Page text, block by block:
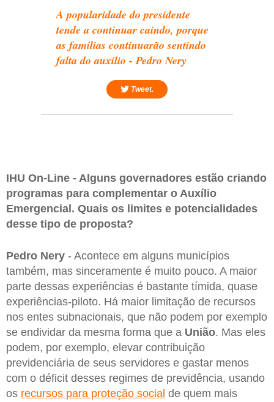
A popularidade do presidente
tende a continuar caindo, porque
as famílias continuarão sentindo
falta do auxílio - Pedro Nery
Tweet.
IHU On-Line - Alguns governadores estão criando
programas para complementar o Auxílio
Emergencial. Quais os limites e potencialidades
desse tipo de proposta?
Pedro Nery - Acontece em alguns municípios
também, mas sinceramente é muito pouco. A maior
parte dessas experiências é bastante tímida, quase
experiências-piloto. Há maior limitação de recursos
nos entes subnacionais, que não podem por exemplo
se endividar da mesma forma que a União. Mas eles
podem, por exemplo, elevar contribuição
previdenciária de seus servidores e gastar menos
com o déficit desses regimes de previdência, usando
os recursos para proteção social de quem mais